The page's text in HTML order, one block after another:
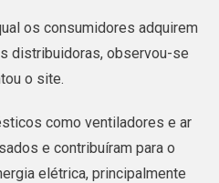
os consumidores adquirem
distribuidoras, observou-se
o site.
como ventiladores e ar
e contribuíram para o
elétrica, principalmente